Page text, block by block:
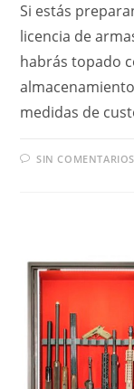
Si estás
licencia de
habrás topado
medidas de
SIN COMENTARIOS